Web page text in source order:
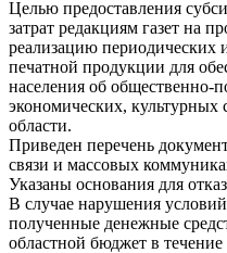
Целью предоставления
затрат редакциям газет на
реализацию периодических
печатной продукции для
населения об общественно-
экономических,
области.
Приведен перечень
связи и массовых
Указаны основания для
В случае нарушения
полученные денежные
областной бюджет в